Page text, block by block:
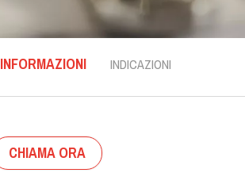
INFORMAZIONI INDICAZIONI
CHIAMA ORA